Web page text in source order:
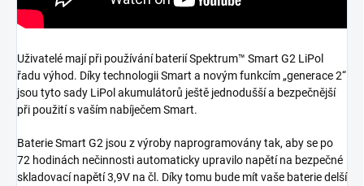
Uživatelé mají při používání baterií Spektrum™ Smart G2 LiPol
řadu výhod. Díky technologii Smart a novým funkcím „generace 2“
jsou tyto sady LiPol akumulátorů ještě jednodušší a bezpečnější
při použití s ​​vaším nabíječem Smart.
Baterie Smart G2 jsou z výroby naprogramovány tak, aby se po
72 hodinách nečinnosti automaticky upravilo napětí na bezpečné
skladovací napětí 3,9V na čl. Díky tomu bude mít vaše baterie delší